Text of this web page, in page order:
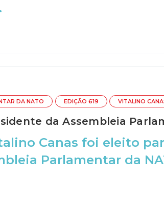
DA NATO EDIÇÃO 619 VITALINO
da Assembleia
Canas foi eleito
Parlamentar da